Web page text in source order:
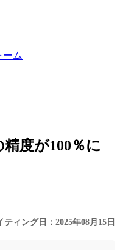
ーム
精度が100％に
ティング日：2025年08月15日